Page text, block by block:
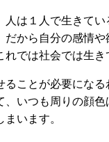
は１人で生きてい
から自分の感情や
では社会では生き
ことが必要になる
いつも周りの顔色
います。